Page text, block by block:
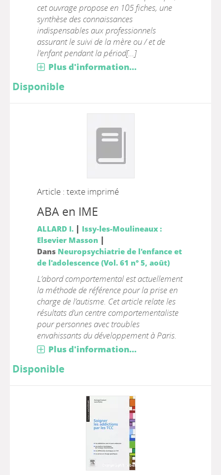
cet ouvrage propose en 105 fiches, une
synthèse des connaissances
indispensables aux professionnels
assurant le suivi de la mère ou / et de
l’enfant pendant la périod[...]
Plus d'information...
Disponible
Article : texte imprimé
ABA en IME
ALLARD I. | Issy-les-Moulineaux :
Elsevier Masson |
Dans Neuropsychiatrie de l'enfance et
de l'adolescence (Vol. 61 n° 5, août)
L’abord comportemental est actuellement
la méthode de référence pour la prise en
charge de l’autisme. Cet article relate les
résultats d’un centre comportementaliste
pour personnes avec troubles
envahissants du développement à Paris.
Plus d'information...
Disponible